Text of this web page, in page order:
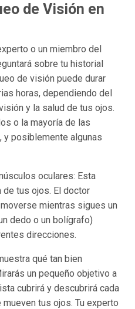
de Visión en
o un miembro del
sobre tu historial
de visión puede durar
horas, dependiendo del
y la salud de tus ojos.
o la mayoría de las
posiblemente algunas
oculares: Esta
de tus ojos. El doctor
mientras sigues un
dedo o un bolígrafo)
direcciones.
qué tan bien
un pequeño objetivo a
cubrirá y descubrirá cada
tus ojos. Tu experto